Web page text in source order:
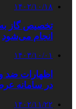
۱۴۰۲/۱۰/۱۸
تخصیص گاز
انجام می‌شود
۱۴۰۳/۱۰/۰۱
اظهارات ضد
در سامانه
۱۴۰۲/۱۱/۲۲